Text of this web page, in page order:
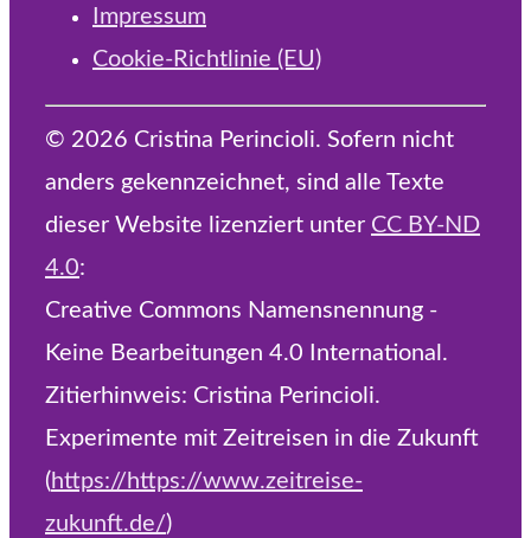
Impressum
Cookie-Richtlinie (EU)
© 2026 Cristina Perincioli. Sofern nicht
anders gekennzeichnet, sind alle Texte
dieser Website lizenziert unter CC BY-ND
4.0:
Creative Commons Namensnennung -
Keine Bearbeitungen 4.0 International.
Zitierhinweis: Cristina Perincioli.
Experimente mit Zeitreisen in die Zukunft
( https://https://www.zeitreise-
zukunft.de/)